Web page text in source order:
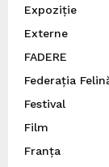
Expoziție
Externe
FADERE
Federația
Festival
Film
Franța